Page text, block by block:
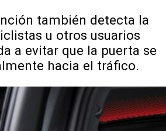
también detecta la
u otros usuarios
a evitar que la puerta se
hacia el tráfico.